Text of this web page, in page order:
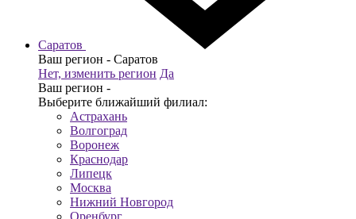
Саратов
Ваш регион - Саратов
Нет, изменить регион Да
Ваш регион -
Выберите ближайший филиал:
Астрахань
Волгоград
Воронеж
Краснодар
Липецк
Москва
Нижний Новгород
Оренбург